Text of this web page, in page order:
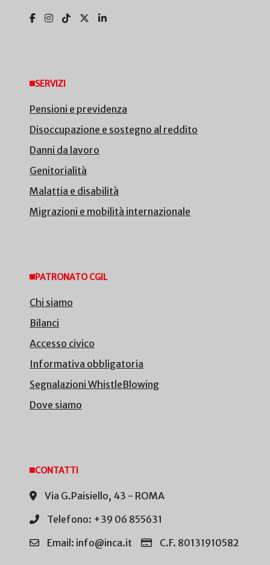
SERVIZI
Pensioni e previdenza
Disoccupazione e sostegno al reddito
Danni da lavoro
Genitorialità
Malattia e disabilità
Migrazioni e mobilità internazionale
PATRONATO CGIL
Chi siamo
Bilanci
Accesso civico
Informativa obbligatoria
Segnalazioni WhistleBlowing
Dove siamo
CONTATTI
Via G.Paisiello, 43 - ROMA
Telefono: +39 06 855631
Email: info@inca.it
C.F. 80131910582